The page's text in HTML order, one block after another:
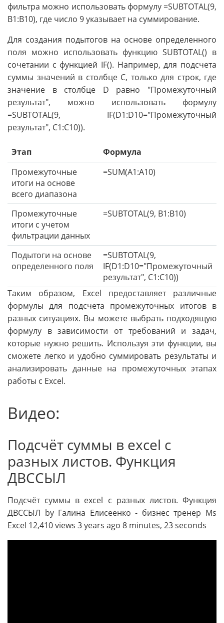
фильтра можно использовать формулу =SUBTOTAL(9,
B1:B10), где число 9 указывает на суммирование.
Для создания подытогов на основе определенного
поля можно использовать функцию SUBTOTAL() в
сочетании с функцией IF(). Например, для подсчета
суммы значений в столбце C, только для строк, где
значение в столбце D равно "Промежуточный
результат", можно использовать формулу
=SUBTOTAL(9, IF(D1:D10="Промежуточный
результат", C1:C10)).
Этап
Формула
Промежуточные
итоги на основе
всего диапазона
=SUM(A1:A10)
Промежуточные
итоги с учетом
фильтрации данных
=SUBTOTAL(9, B1:B10)
Подытоги на основе
определенного поля
=SUBTOTAL(9,
IF(D1:D10="Промежуточный
результат", C1:C10))
Таким образом, Excel предоставляет различные
формулы для подсчета промежуточных итогов в
разных ситуациях. Вы можете выбрать подходящую
формулу в зависимости от требований и задач,
которые нужно решить. Используя эти функции, вы
сможете легко и удобно суммировать результаты и
анализировать данные на промежуточных этапах
работы с Excel.
Видео:
Подсчёт суммы в excel с
разных листов. Функция
ДВССЫЛ
Подсчёт суммы в excel с разных листов. Функция
ДВССЫЛ by Галина Елисеенко - бизнес тренер Ms
Excel 12,410 views 3 years ago 8 minutes, 23 seconds